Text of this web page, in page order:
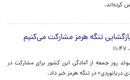
کرده‌اند.
تنگه هرمز مشارکت می‌کنیم
روز جمعه از آمادگی این کشور برای مشارکت در
دریانوردی» در تنگه هرمز خبر داد.